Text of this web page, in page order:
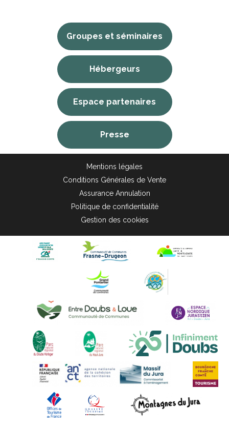
Groupes et séminaires
Hébergeurs
Espace partenaires
Presse
Mentions légales
Conditions Générales de Vente
Assurance Annulation
Politique de confidentialité
Gestion des cookies